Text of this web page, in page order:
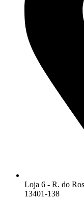
Loja 6 - R. do
13401-138